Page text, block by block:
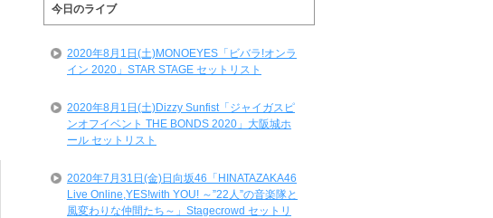
ィ
ス
一
今日のライブ
2020年8月1日(土)MONOEYES「ビバラ!オンラ
イン 2020」STAR STAGE セットリスト
2020年8月1日(土)Dizzy Sunfist「ジャイガスピ
ンオフイベント THE BONDS 2020」大阪城ホ
ール セットリスト
2020年7月31日(金)日向坂46「HINATAZAKA46
Live Online,YES!with YOU! ～”22人”の音楽隊と
風変わりな仲間たち～」Stagecrowd セットリ